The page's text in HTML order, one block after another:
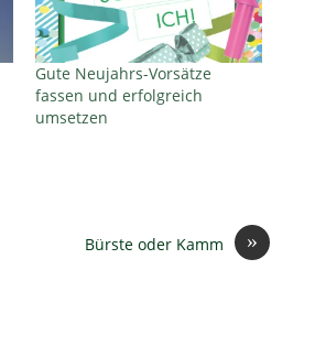
Gute Neujahrs-Vorsätze
fassen und erfolgreich
umsetzen
»
Bürste oder Kamm